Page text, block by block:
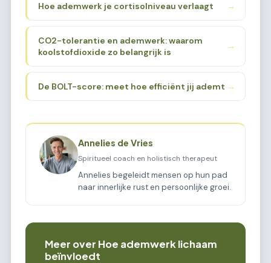
Hoe ademwerk je cortisolniveau verlaagt →
CO2-tolerantie en ademwerk: waarom
koolstofdioxide zo belangrijk is
→
De BOLT-score: meet hoe efficiënt jij ademt →
Annelies de Vries
Spiritueel coach en holistisch therapeut
Annelies begeleidt mensen op hun pad
naar innerlijke rust en persoonlijke groei.
Meer over Hoe ademwerk lichaam
beïnvloedt